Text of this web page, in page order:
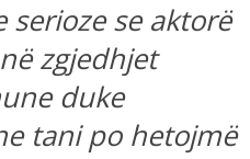
serioze se aktorë
zgjedhjet
duke
tani po hetojmë